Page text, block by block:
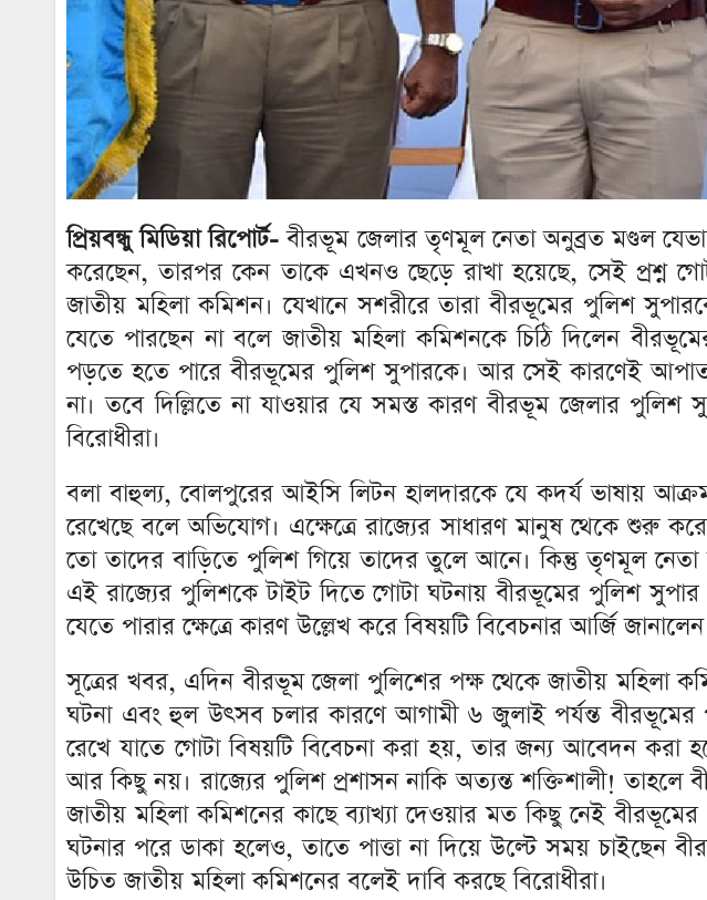
প্রিয়বন্ধু মিডিয়া রিপোর্ট-বীরভূম জেলার তৃণমূল নেতা অনুব্রত মণ্ডল
করেছেন, তারপর কেন তাকে এখনও ছেড়ে রাখা হয়েছে, সেই প্রশ্ন
জাতীয় মহিলা কমিশন। যেখানে সশরীরে তারা বীরভূমের পুলিশ
যেতে পারছেন না বলে জাতীয় মহিলা কমিশনকে চিঠি দিলেন
পড়তে হতে পারে বীরভূমের পুলিশ সুপারকে। আর সেই কারণেই
না। তবে দিল্লিতে না যাওয়ার যে সমস্ত কারণ বীরভূম জেলার পুলিশ
বিরোধীরা।
বলা বাহুল্য, বোলপুরের আইসি লিটন হালদারকে যে কদর্য ভাষায়
রেখেছে বলে অভিযোগ। এক্ষেত্রে রাজ্যের সাধারণ মানুষ থেকে শুরু
তো তাদের বাড়িতে পুলিশ গিয়ে তাদের তুলে আনে। কিন্তু তৃণমূল
এই রাজ্যের পুলিশকে টাইট দিতে গোটা ঘটনায় বীরভূমের পুলিশ
যেতে পারার ক্ষেত্রে কারণ উল্লেখ করে বিষয়টি বিবেচনার আর্জি
সূত্রের খবর, এদিন বীরভূম জেলা পুলিশের পক্ষ থেকে জাতীয় মহিলা
ঘটনা এবং হুল উৎসব চলার কারণে আগামী ৬ জুলাই পর্যন্ত বীরভূমের
রেখে যাতে গোটা বিষয়টি বিবেচনা করা হয়, তার জন্য আবেদন করা
আর কিছু নয়। রাজ্যের পুলিশ প্রশাসন নাকি অত্যন্ত শক্তিশালী!
জাতীয় মহিলা কমিশনের কাছে ব্যাখ্যা দেওয়ার মত কিছু নেই
ঘটনার পরে ডাকা হলেও, তাতে পাত্তা না দিয়ে উল্টে সময় চাইছেন
উচিত জাতীয় মহিলা কমিশনের বলেই দাবি করছে বিরোধীরা।